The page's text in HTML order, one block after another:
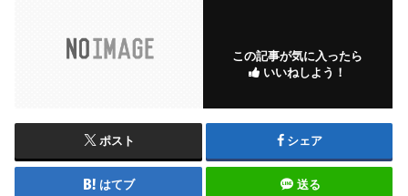
この記事が気に入ったら
いいねしよう！
ポスト シェア
はてブ 送る